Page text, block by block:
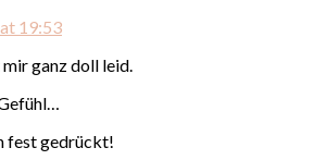
19:53
ganz doll leid.
fest gedrückt!